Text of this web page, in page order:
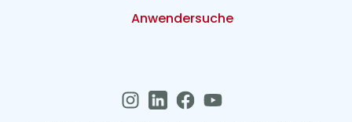
Anwendersuche